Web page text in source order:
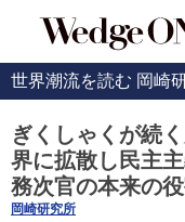
世界潮流を読む 岡崎
ぎくしゃくが続
界に拡散し民主
務次官の本来の
岡崎研究所